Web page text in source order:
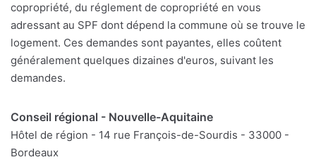
copropriété, du réglement de copropriété en vous
adressant au SPF dont dépend la commune où se trouve le
logement. Ces demandes sont payantes, elles coûtent
généralement quelques dizaines d'euros, suivant les
demandes.
Conseil régional - Nouvelle-Aquitaine
Hôtel de région - 14 rue François-de-Sourdis - 33000 -
Bordeaux